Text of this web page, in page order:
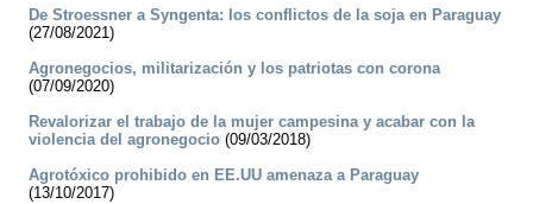
De Stroessner a Syngenta: los conflictos de la soja en Paraguay
(27/08/2021)
Agronegocios, militarización y los patriotas con corona
(07/09/2020)
Revalorizar el trabajo de la mujer campesina y acabar con la
violencia del agronegocio (09/03/2018)
Agrotóxico prohibido en EE.UU amenaza a Paraguay
(13/10/2017)